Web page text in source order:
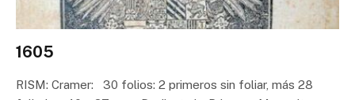
1605
RISM: Cramer: 30 folios: 2 primeros sin foliar, más 28